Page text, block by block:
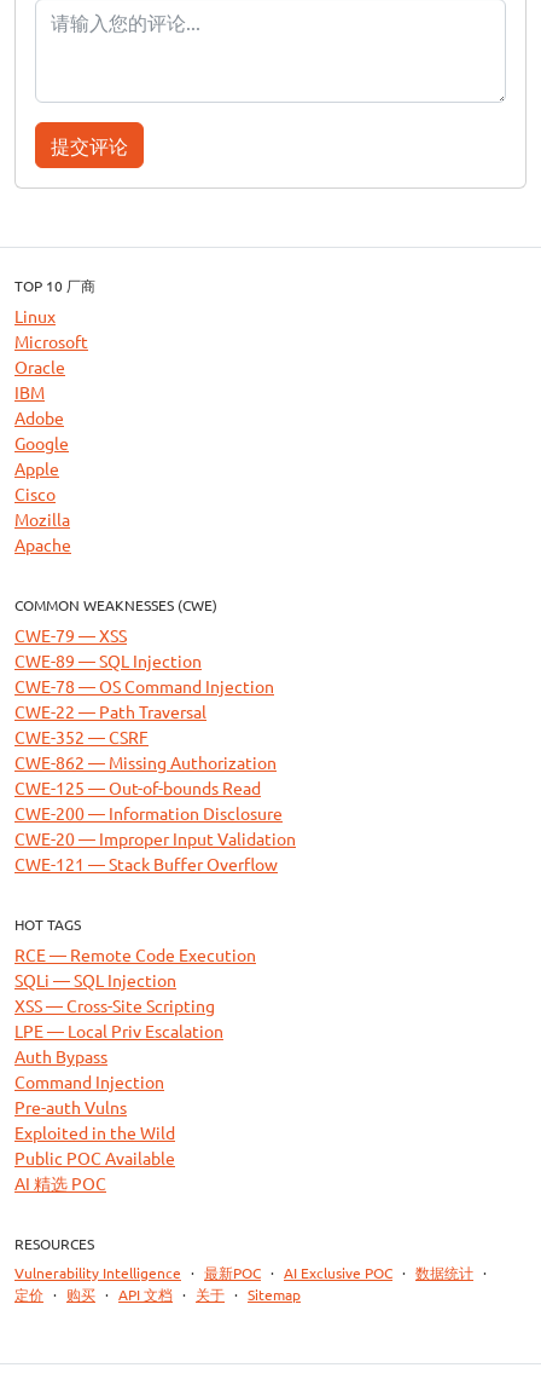
提交评论
TOP 10 厂商
Linux
Microsoft
Oracle
IBM
Adobe
Google
Apple
Cisco
Mozilla
Apache
COMMON WEAKNESSES (CWE)
CWE-79 — XSS
CWE-89 — SQL Injection
CWE-78 — OS Command Injection
CWE-22 — Path Traversal
CWE-352 — CSRF
CWE-862 — Missing Authorization
CWE-125 — Out-of-bounds Read
CWE-200 — Information Disclosure
CWE-20 — Improper Input Validation
CWE-121 — Stack Buffer Overflow
HOT TAGS
RCE — Remote Code Execution
SQLi — SQL Injection
XSS — Cross-Site Scripting
LPE — Local Priv Escalation
Auth Bypass
Command Injection
Pre-auth Vulns
Exploited in the Wild
Public POC Available
AI 精选 POC
RESOURCES
Vulnerability Intelligence · 最新POC · AI Exclusive POC · 数据统计 ·
定价 · 购买 · API 文档 · 关于 · Sitemap